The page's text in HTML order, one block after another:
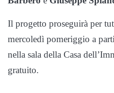
Il progetto proseguirà per
mercoledì pomeriggio a
nella sala della Casa
gratuito.